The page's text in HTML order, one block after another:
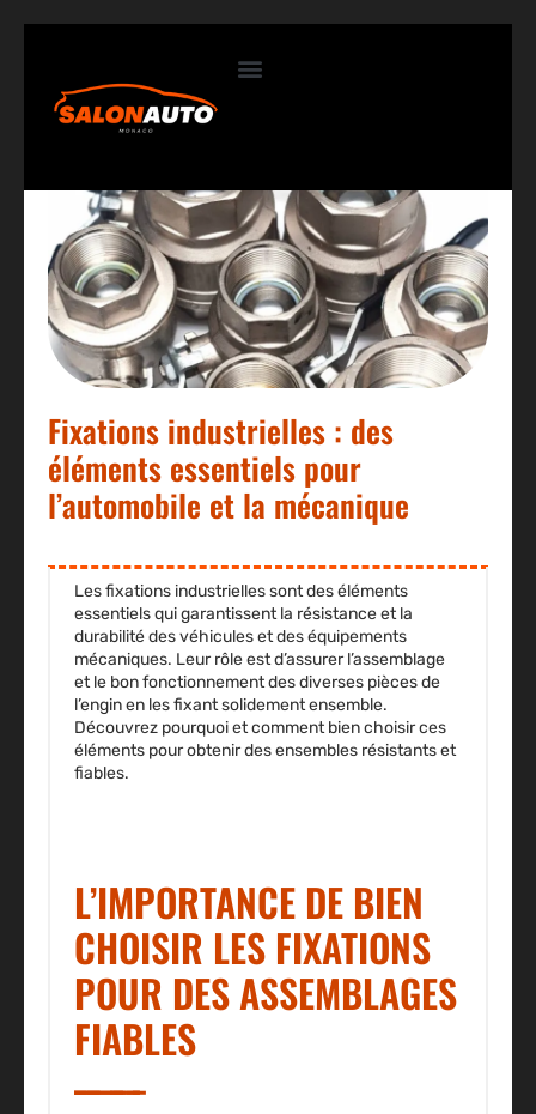
Fixations industrielles : des
éléments essentiels pour
l’automobile et la mécanique
Les fixations industrielles sont des éléments
essentiels qui garantissent la résistance et la
durabilité des véhicules et des équipements
mécaniques. Leur rôle est d’assurer l’assemblage
et le bon fonctionnement des diverses pièces de
l’engin en les fixant solidement ensemble.
Découvrez pourquoi et comment bien choisir ces
éléments pour obtenir des ensembles résistants et
fiables.
L’IMPORTANCE DE BIEN
CHOISIR LES FIXATIONS
POUR DES ASSEMBLAGES
FIABLES